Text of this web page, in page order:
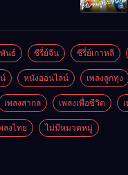
นธ์ ซีรี่ย์จีน ซีรี่ย์เกาหลี
หนังออนไลน์ เพลงลูกทุ่ง
เพลงสากล เพลงเพื่อชีวิต
ลงไทย ไม่มีหมวดหมู่